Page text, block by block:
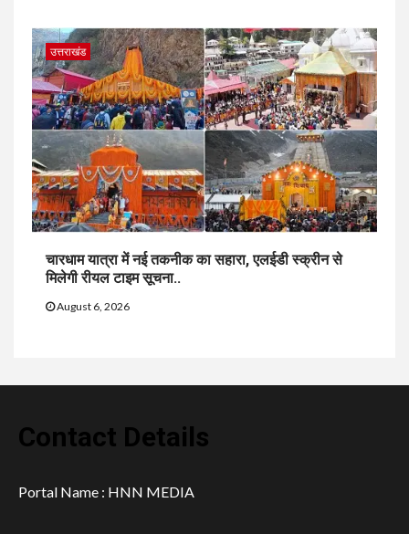
उत्तराखंड
चारधाम यात्रा में नई तकनीक का सहारा, एलईडी स्क्रीन से
मिलेगी रीयल टाइम सूचना..
August 6, 2026
Contact Details
Portal Name : HNN MEDIA